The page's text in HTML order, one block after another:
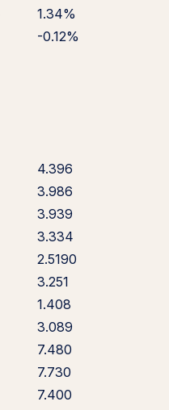
1.34%
-0.12%
4.396
3.986
3.939
3.334
2.5190
3.251
1.408
3.089
7.480
7.730
7.400